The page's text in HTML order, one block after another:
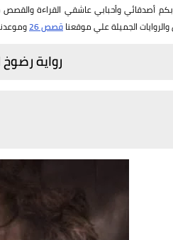
بكم أصدقائي وأحبابي عاشقي القراءة
الجميلة علي موقعناقصص 26
رواية